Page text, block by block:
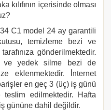
kılıfının içerisinde olması
C1 model 24 ay garantili
temizleme bezi ve
gönderilmektedir.
ve yedek silme bezi de
eklenmektedir. İnternet
en geç 3 (üç) iş günü
edilmektedir. Hafta
gününe dahil değildir.